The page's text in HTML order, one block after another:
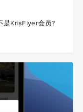
是KrisFlyer会员?